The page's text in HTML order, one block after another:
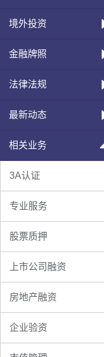
境外投资
金融牌照
法律法规
最新动态
相关业务
3A认证
专业服务
股票质押
上市公司融资
房地产融资
企业验资